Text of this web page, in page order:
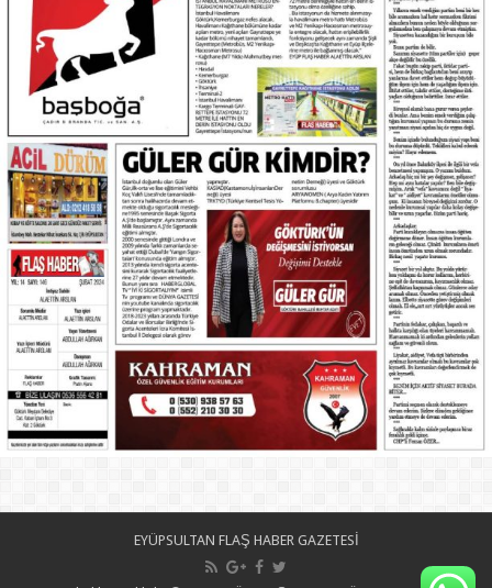
EYÜPSULTAN FLAŞ HABER GAZETESİ